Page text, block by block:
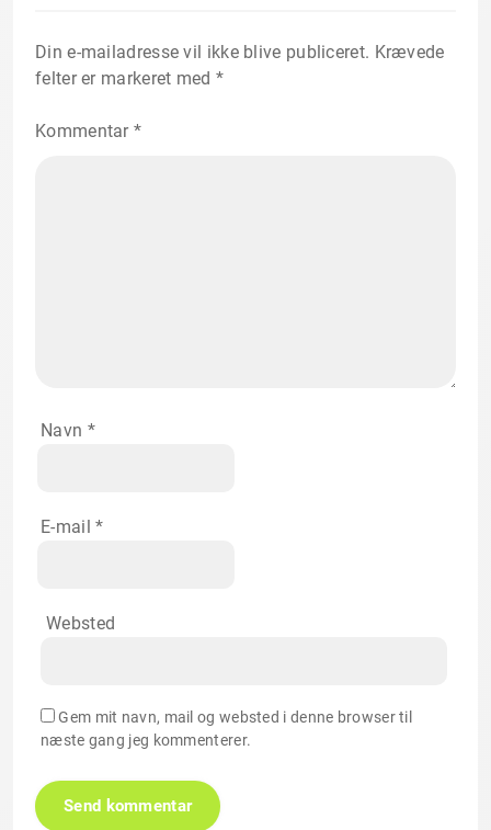
Din e-mailadresse vil ikke blive publiceret. Krævede
felter er markeret med *
Kommentar*
Navn *
E-mail*
Websted
Gem mit navn, mail og websted i denne browser til
næste gang jeg kommenterer.